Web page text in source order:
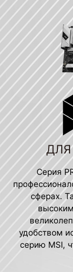
ДЛЯ
Серия
сферах.
удобством
серию MSI,